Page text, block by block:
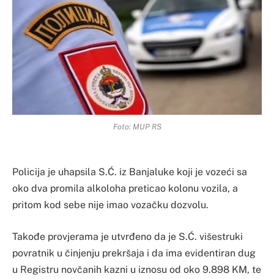
Foto: MUP RS
Policija je uhapsila S.Ć. iz Banjaluke koji je vozeći sa
oko dva promila alkoloha preticao kolonu vozila, a
pritom kod sebe nije imao vozačku dozvolu.
Takođe provjerama je utvrđeno da je S.Ć. višestruki
povratnik u činjenju prekršaja i da ima evidentiran dug
u Registru novčanih kazni u iznosu od oko 9.898 KM, te